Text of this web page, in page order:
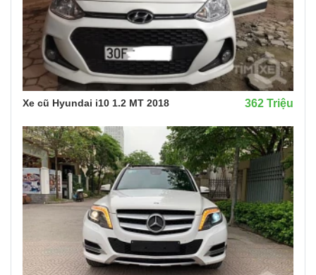
Xe cũ Hyundai i10 1.2 MT 2018 362 Triệu